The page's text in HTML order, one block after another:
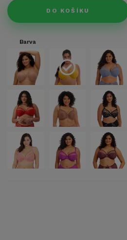
DO KOŠÍKU
Barva